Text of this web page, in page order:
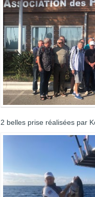
2 belles prise réalisées par